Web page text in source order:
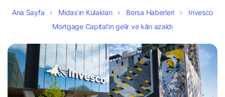
Ana Sayfa Midas’ın Kulakları Borsa Haberleri
Invesco
Mortgage Capital’ın gelir ve kârı azaldı